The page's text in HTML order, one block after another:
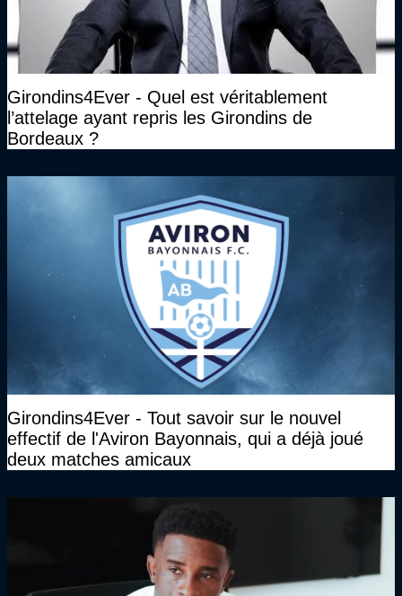
Girondins4Ever - Quel est véritablement
l’attelage ayant repris les Girondins de
Bordeaux ?
Girondins4Ever - Tout savoir sur le nouvel
effectif de l'Aviron Bayonnais, qui a déjà joué
deux matches amicaux